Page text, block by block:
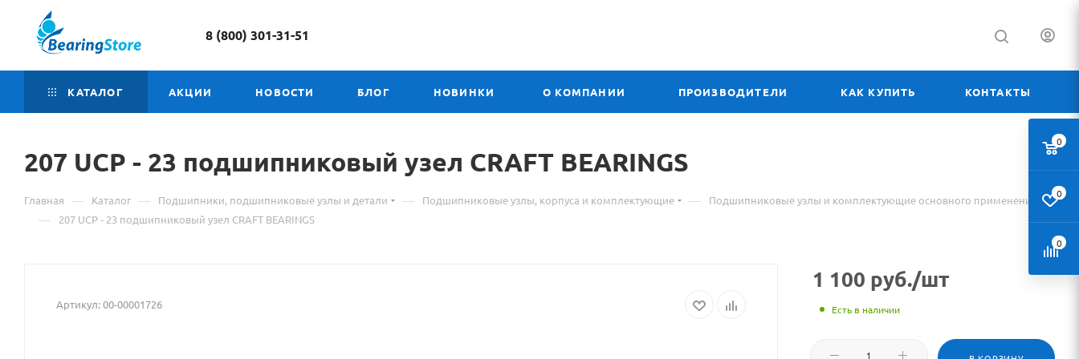
8 (800) 301-31-51
КАТАЛОГ АКЦИИ НОВОСТИ БЛОГ НОВИНКИ О КОМПАНИИ ПРОИЗВОДИТЕЛИ КАК КУПИТЬ КОНТАКТЫ
207 Материал
о
товаре
-
UCP - 23 подшипниковый узел CRAFT BEARINGS
Главная — Каталог — Подшипники, подшипниковые узлы и детали — Подшипниковые узлы, корпуса и комплектующие — Подшипниковые узлы и комплектующие основного применения
— 207 UCP - 23 подшипниковый узел CRAFT BEARINGS
Артикул:00-00001726
1 100 руб./шт
Есть в наличии
0
0
0